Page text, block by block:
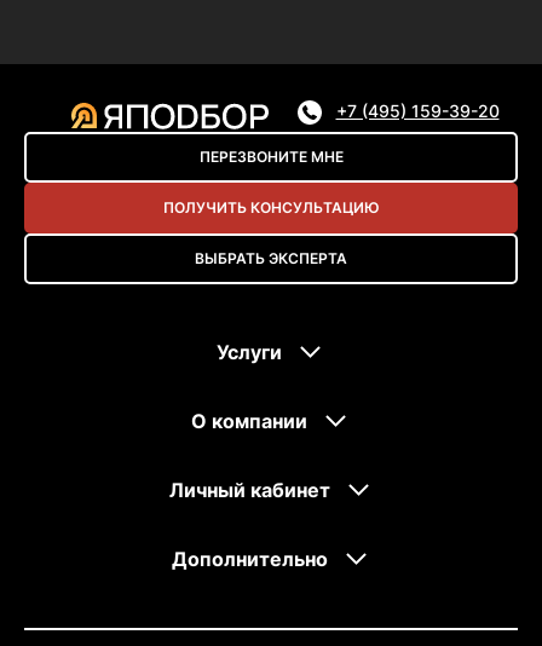
+7 (495) 159-39-20
ПЕРЕЗВОНИТЕ МНЕ
ПОЛУЧИТЬ КОНСУЛЬТАЦИЮ
ВЫБРАТЬ ЭКСПЕРТА
Услуги
О компании
Личный кабинет
Дополнительно